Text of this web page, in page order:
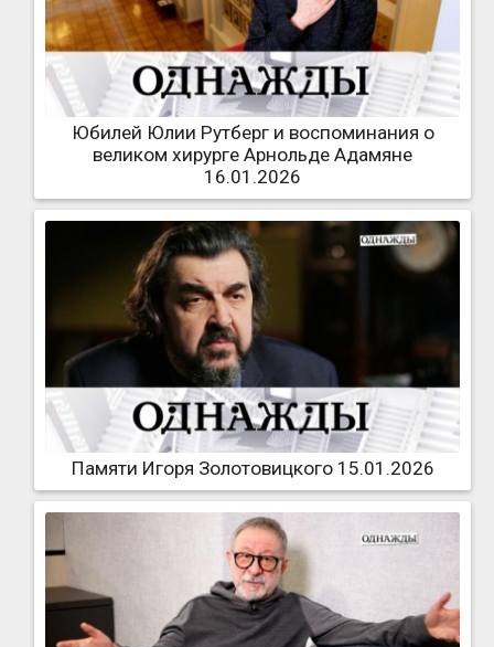
Юбилей Юлии Рутберг и воспоминания о
великом хирурге Арнольде Адамяне
16.01.2026
Памяти Игоря Золотовицкого 15.01.2026